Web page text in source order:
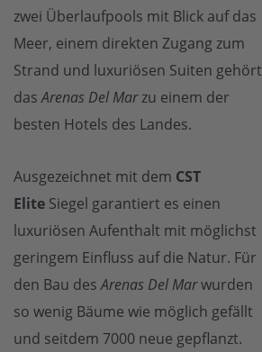
zwei Überlaufpools mit Blick auf das
Meer, einem direkten Zugang zum
Strand und luxuriösen Suiten gehört
dasArenas Del Marzu einem der
besten Hotels des Landes.
Ausgezeichnet mit dem CST
Elite Siegel garantiert es einen
luxuriösen Aufenthalt mit möglichst
geringem Einfluss auf die Natur. Für
den Bau desArenas Del Marwurden
so wenig Bäume wie möglich gefällt
und seitdem 7000 neue gepflanzt.